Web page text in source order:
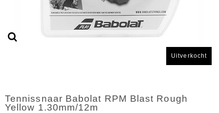
Uitverkocht
Tennissnaar Babolat RPM Blast Rough
Yellow 1.30mm/12m